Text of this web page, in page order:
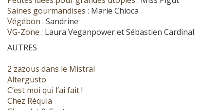
Saines gourmandises : Marie Chioca
Végébon : Sandrine
VG-Zone : Laura Veganpower et Sébastien Cardinal
AUTRES
2 zazous dans le Mistral
Altergusto
C’est moi qui l’ai fait!
Chez Réquia